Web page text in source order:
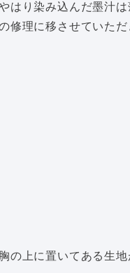
はり染み込んだ墨汁
修理に移させていただ
胸の上に置いてある生地